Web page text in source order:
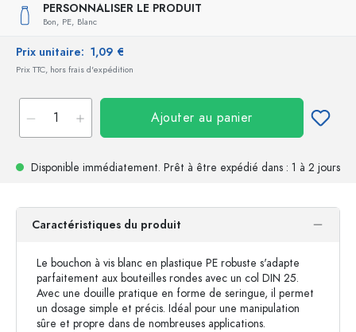
PERSONNALISER LE PRODUIT
Bon, PE, Blanc
Prix unitaire: 1,09 €
Prix TTC, hors frais d'expédition
Ajouter au panier
Disponible immédiatement. Prêt à être expédié dans : 1 à 2 jours
Caractéristiques du produit
Le bouchon à vis blanc en plastique PE robuste s'adapte
parfaitement aux bouteilles rondes avec un col DIN 25.
Avec une douille pratique en forme de seringue, il permet
un dosage simple et précis. Idéal pour une manipulation
sûre et propre dans de nombreuses applications.